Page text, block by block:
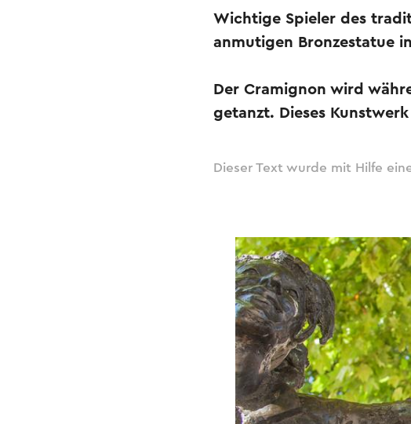
Wichtige Spieler des
anmutigen Bronzestatue
Der Cramignon wird
getanzt. Dieses
Dieser Text wurde mit Hilfe